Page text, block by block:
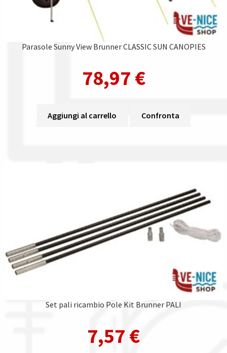
Parasole Sunny View Brunner CLASSIC SUN CANOPIES
78,97 €
Aggiungi al carrello Confronta
Set pali ricambio Pole Kit Brunner PALI
7,57 €